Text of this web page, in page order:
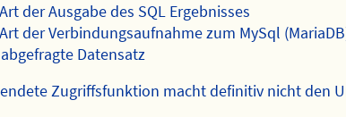
der Ausgabe des SQL Ergebnisses
der Verbindungsaufnahme zum MySql
Datensatz
Zugriffsfunktion macht definitiv nicht den